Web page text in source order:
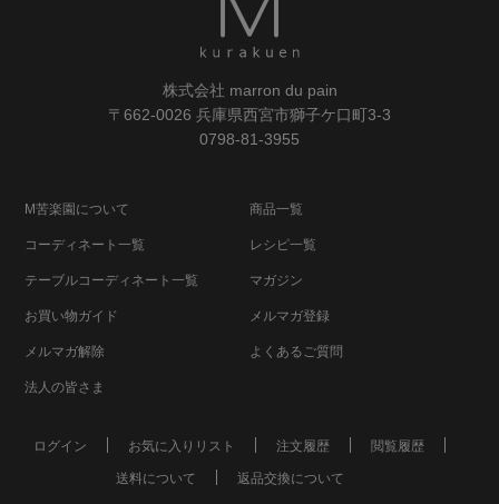
株式会社 marron du pain
〒662-0026 兵庫県西宮市獅子ケ口町3-3
0798-81-3955
M苦楽園について 商品一覧
コーディネート一覧 レシピ一覧
テーブルコーディネート一覧 マガジン
お買い物ガイド メルマガ登録
メルマガ解除 よくあるご質問
法人の皆さま
ログイン お気に入りリスト 注文履歴 閲覧履歴
送料について 返品交換について